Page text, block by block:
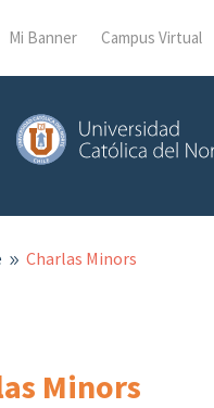
Mi Banner Campus Virtual
9 Charlas Minors
Minors